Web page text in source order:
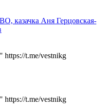
казачка Аня Герцовская-
t.me/vestnikg
t.me/vestnikg